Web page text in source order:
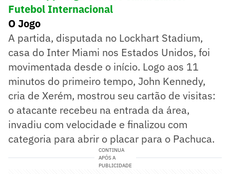
Futebol Internacional
O Jogo
A partida, disputada no Lockhart Stadium,
casa do Inter Miami nos Estados Unidos, foi
movimentada desde o início. Logo aos 11
minutos do primeiro tempo, John Kennedy,
cria de Xerém, mostrou seu cartão de visitas:
o atacante recebeu na entrada da área,
invadiu com velocidade e finalizou com
categoria para abrir o placar para o Pachuca.
CONTINUA
APÓS A
PUBLICIDADE